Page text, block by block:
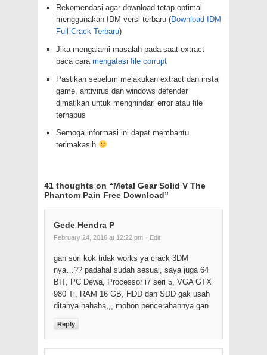
Rekomendasi agar download tetap optimal
menggunakan IDM versi terbaru (Download IDM
Full Crack Terbaru)
Jika mengalami masalah pada saat extract
baca cara mengatasi file corrupt
Pastikan sebelum melakukan extract dan instal
game, antivirus dan windows defender
dimatikan untuk menghindari error atau file
terhapus
Semoga informasi ini dapat membantu
terimakasih
41 thoughts on “Metal Gear Solid V The
Phantom Pain Free Download”
Gede Hendra P
February 24, 2016 at 12:22 pm · Edit
gan sori kok tidak works ya crack 3DM
nya…?? padahal sudah sesuai, saya juga 64
BIT, PC Dewa, Processor i7 seri 5, VGA GTX
980 Ti, RAM 16 GB, HDD dan SDD gak usah
ditanya hahaha,,, mohon pencerahannya gan
Reply